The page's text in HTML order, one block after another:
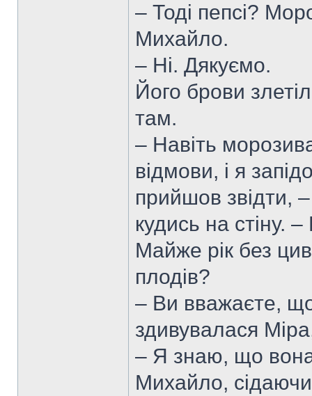
– Тоді пепсі?
Михайло.
– Ні. Дякуємо.
Його брови
там.
– Навіть
відмови, і я
прийшов звідти,
кудись на стіну.
Майже рік без
плодів?
– Ви вважаєте,
здивувалася
– Я знаю, що вона
Михайло,